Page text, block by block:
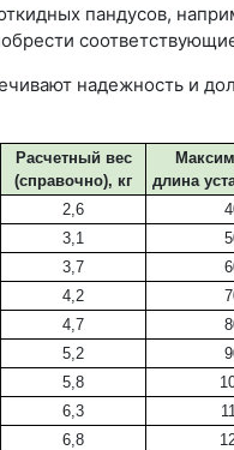
пандусов,
надежность и
Расчетный вес
(справочно), кг
длина
2,6
3,1
3,7
4,2
4,7
5,2
5,8
6,3
6,8